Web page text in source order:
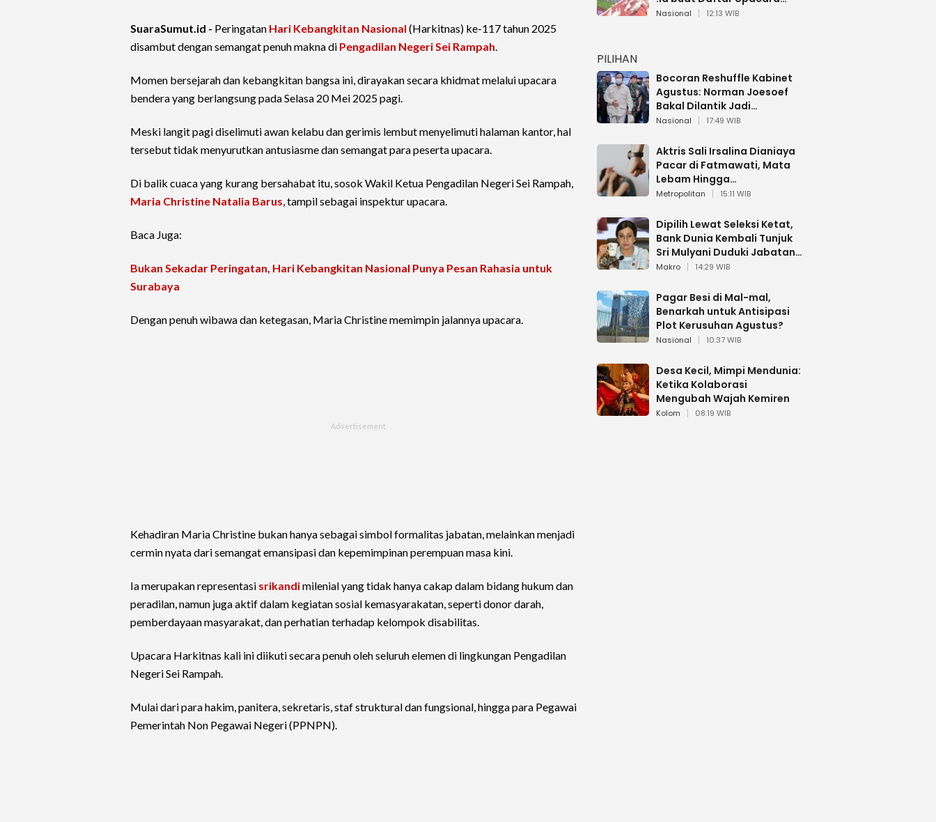
SuaraSumut.id - Peringatan Hari Kebangkitan Nasional (Harkitnas) ke-117 tahun 2025
disambut dengan semangat penuh makna di Pengadilan Negeri Sei Rampah.
Momen bersejarah dan kebangkitan bangsa ini, dirayakan secara khidmat melalui upacara
bendera yang berlangsung pada Selasa 20 Mei 2025 pagi.
Meski langit pagi diselimuti awan kelabu dan gerimis lembut menyelimuti halaman kantor, hal
tersebut tidak menyurutkan antusiasme dan semangat para peserta upacara.
Di balik cuaca yang kurang bersahabat itu, sosok Wakil Ketua Pengadilan Negeri Sei Rampah,
Maria Christine Natalia Barus, tampil sebagai inspektur upacara.
Baca Juga:
Bukan Sekadar Peringatan, Hari Kebangkitan Nasional Punya Pesan Rahasia untuk
Surabaya
Dengan penuh wibawa dan ketegasan, Maria Christine memimpin jalannya upacara.
Kehadiran Maria Christine bukan hanya sebagai simbol formalitas jabatan, melainkan menjadi
cermin nyata dari semangat emansipasi dan kepemimpinan perempuan masa kini.
Ia merupakan representasi srikandimilenial yang tidak hanya cakap dalam bidang hukum dan
peradilan, namun juga aktif dalam kegiatan sosial kemasyarakatan, seperti donor darah,
pemberdayaan masyarakat, dan perhatian terhadap kelompok disabilitas.
Upacara Harkitnas kali ini diikuti secara penuh oleh seluruh elemen di lingkungan Pengadilan
Negeri Sei Rampah.
Mulai dari para hakim, panitera, sekretaris, staf struktural dan fungsional, hingga para Pegawai
Pemerintah Non Pegawai Negeri (PPNPN).
Bendera HUT RI di Istana
Nasional 12:13 WIB
PILIHAN
Bocoran Reshuffle Kabinet
Agustus: Norman Joesoef
Bakal Dilantik Jadi
Wamenhan RI
Nasional 17:49 WIB
Aktris Sali Irsalina Dianiaya
Pacar di Fatmawati, Mata
Lebam Hingga
Diselamatkan Polantas
Metropolitan 15:11 WIB
Dipilih Lewat Seleksi Ketat,
Bank Dunia Kembali Tunjuk
Sri Mulyani Duduki Jabatan
Strategis
Makro 14:29 WIB
Pagar Besi di Mal-mal,
Benarkah untuk Antisipasi
Plot Kerusuhan Agustus?
Nasional 10:37 WIB
Desa Kecil, Mimpi Mendunia:
Ketika Kolaborasi
Mengubah Wajah Kemiren
Kolom 08:19 WIB